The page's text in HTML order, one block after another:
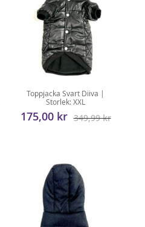
Toppjacka Svart Diiva |
Storlek: XXL
175,00 kr 349,99 kr